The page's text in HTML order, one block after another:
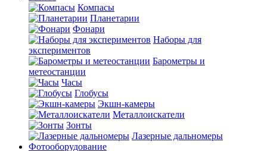
Компасы
Планетарии
Фонари
Наборы для
экспериментов
Барометры и
метеостанции
Часы
Глобусы
Экшн-камеры
Металлоискатели
Зонты
Лазерные дальномеры
Фотооборудование